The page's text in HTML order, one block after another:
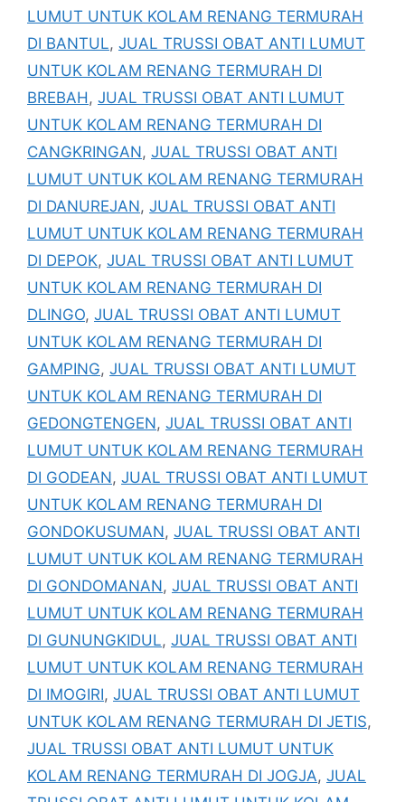
LUMUT UNTUK KOLAM RENANG TERMURAH
DI BANTUL, JUAL TRUSSI OBAT ANTI LUMUT
UNTUK KOLAM RENANG TERMURAH DI
BREBAH, JUAL TRUSSI OBAT ANTI LUMUT
UNTUK KOLAM RENANG TERMURAH DI
CANGKRINGAN, JUAL TRUSSI OBAT ANTI
LUMUT UNTUK KOLAM RENANG TERMURAH
DI DANUREJAN, JUAL TRUSSI OBAT ANTI
LUMUT UNTUK KOLAM RENANG TERMURAH
DI DEPOK, JUAL TRUSSI OBAT ANTI LUMUT
UNTUK KOLAM RENANG TERMURAH DI
DLINGO, JUAL TRUSSI OBAT ANTI LUMUT
UNTUK KOLAM RENANG TERMURAH DI
GAMPING, JUAL TRUSSI OBAT ANTI LUMUT
UNTUK KOLAM RENANG TERMURAH DI
GEDONGTENGEN, JUAL TRUSSI OBAT ANTI
LUMUT UNTUK KOLAM RENANG TERMURAH
DI GODEAN, JUAL TRUSSI OBAT ANTI LUMUT
UNTUK KOLAM RENANG TERMURAH DI
GONDOKUSUMAN, JUAL TRUSSI OBAT ANTI
LUMUT UNTUK KOLAM RENANG TERMURAH
DI GONDOMANAN, JUAL TRUSSI OBAT ANTI
LUMUT UNTUK KOLAM RENANG TERMURAH
DI GUNUNGKIDUL, JUAL TRUSSI OBAT ANTI
LUMUT UNTUK KOLAM RENANG TERMURAH
DI IMOGIRI, JUAL TRUSSI OBAT ANTI LUMUT
UNTUK KOLAM RENANG TERMURAH DI JETIS,
JUAL TRUSSI OBAT ANTI LUMUT UNTUK
KOLAM RENANG TERMURAH DI JOGJA, JUAL